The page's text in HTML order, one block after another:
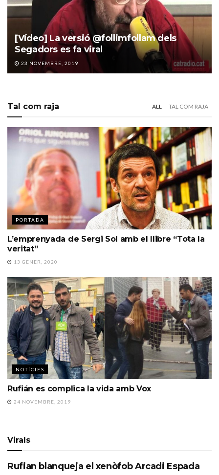
[Vídeo] La versió @follimfollam dels
Segadors es fa viral
23 NOVEMBRE, 2019
Tal com raja ALL TAL COM RAJA
PORTADA
L’emprenyada de Sergi Sol amb el llibre “Tota la
veritat”
13 GENER, 2020
NOTÍCIES
Rufián es complica la vida amb Vox
24 NOVEMBRE, 2019
Virals
Rufian blanqueja el xenòfob Arcadi Espada